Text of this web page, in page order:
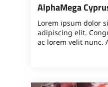
AlphaMega
Lorem ipsum dolor
adipiscing elit.
ac lorem velit nunc.